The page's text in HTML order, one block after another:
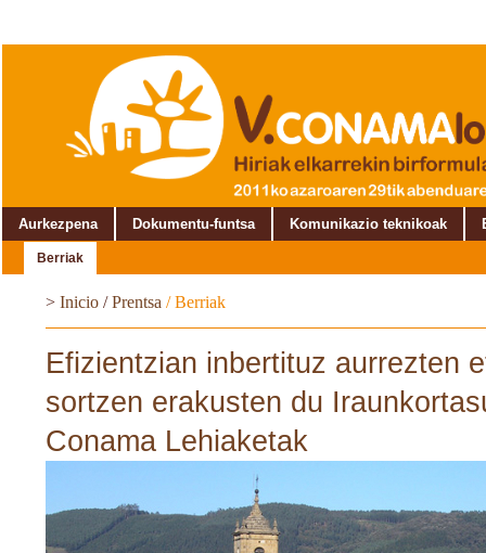
Aurkezpena Dokumentu-funtsa Komunikazio teknikoak
Berriak
> Inicio /Prentsa / Berriak
Efizientzian inbertituz aurrezten
sortzen erakusten du
Conama Lehiaketak